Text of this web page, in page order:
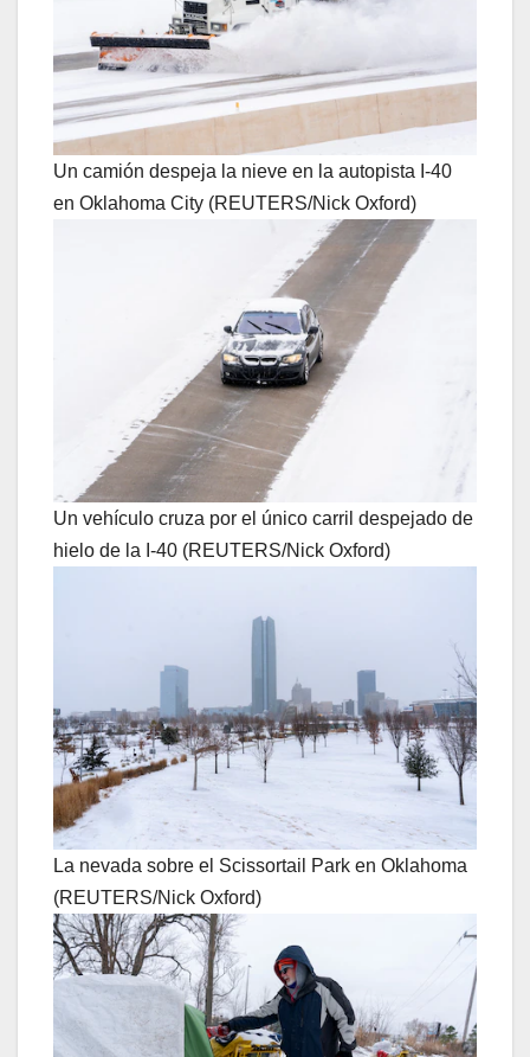
Un camión despeja la nieve en la autopista I-40
en Oklahoma City (REUTERS/Nick Oxford)
Un vehículo cruza por el único carril despejado de
hielo de la I-40 (REUTERS/Nick Oxford)
La nevada sobre el Scissortail Park en Oklahoma
(REUTERS/Nick Oxford)